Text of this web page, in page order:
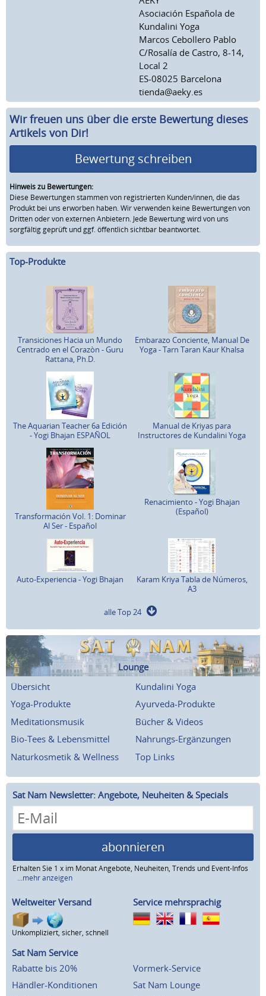
Asociación Española de
Kundalini Yoga
Marcos Cebollero Pablo
C/Rosalía de Castro, 8-14,
Local 2
ES-08025 Barcelona
tienda@aeky.es
Wir freuen uns über die erste Bewertung dieses
Artikels von Dir!
Bewertung schreiben
Hinweis zu Bewertungen:
Diese Bewertungen stammen von registrierten Kunden/innen, die das
Produkt bei uns erworben haben. Wir verwenden keine Bewertungen von
Dritten oder von externen Anbietern. Jede Bewertung wird von uns
sorgfältig geprüft und ggf. öffentlich sichtbar beantwortet.
Top-Produkte
Transiciones Hacia un Mundo
Centrado en el Corazòn - Guru
Rattana, Ph.D.
Embarazo Conciente, Manual De
Yoga - Tarn Taran Kaur Khalsa
The Aquarian Teacher 6a Edición
- Yogi Bhajan ESPAÑOL
Manual de Kriyas para
Instructores de Kundalini Yoga
Transformación Vol. 1: Dominar
Al Ser - Español
Renacimiento - Yogi Bhajan
(Español)
Auto-Experiencia - Yogi Bhajan
Karam Kriya Tabla de Números,
A3
alle Top 24
Lounge
Übersicht
Kundalini Yoga
Yoga-Produkte
Ayurveda-Produkte
Meditationsmusik
Bücher & Videos
Bio-Tees & Lebensmittel
Nahrungs-Ergänzungen
Naturkosmetik & Wellness
Top Links
Sat Nam Newsletter: Angebote, Neuheiten & Specials
abonnieren
Erhalten Sie 1 x im Monat Angebote, Neuheiten, Trends und Event-Infos
...mehr anzeigen
Weltweiter Versand
Unkompliziert, sicher, schnell
Service mehrsprachig
Sat Nam Service
Rabatte bis 20%
Händler-Konditionen
Vormerk-Service
Sat Nam Lounge